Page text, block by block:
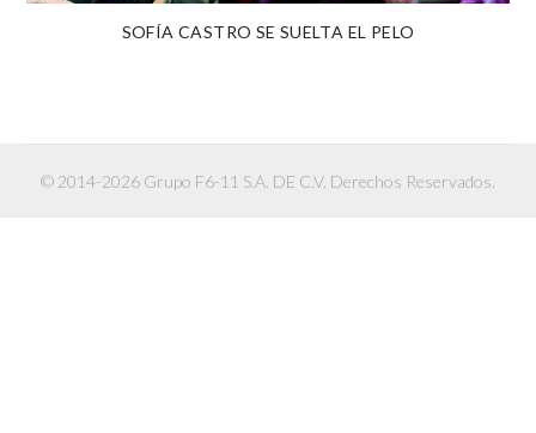
SOFÍA CASTRO SE SUELTA EL PELO
© 2014-2026 Grupo F6-11 S.A. DE C.V. Derechos Reservados.